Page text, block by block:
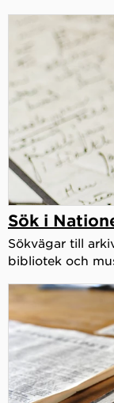
Sök i
Sökvägar till
bibliotek och